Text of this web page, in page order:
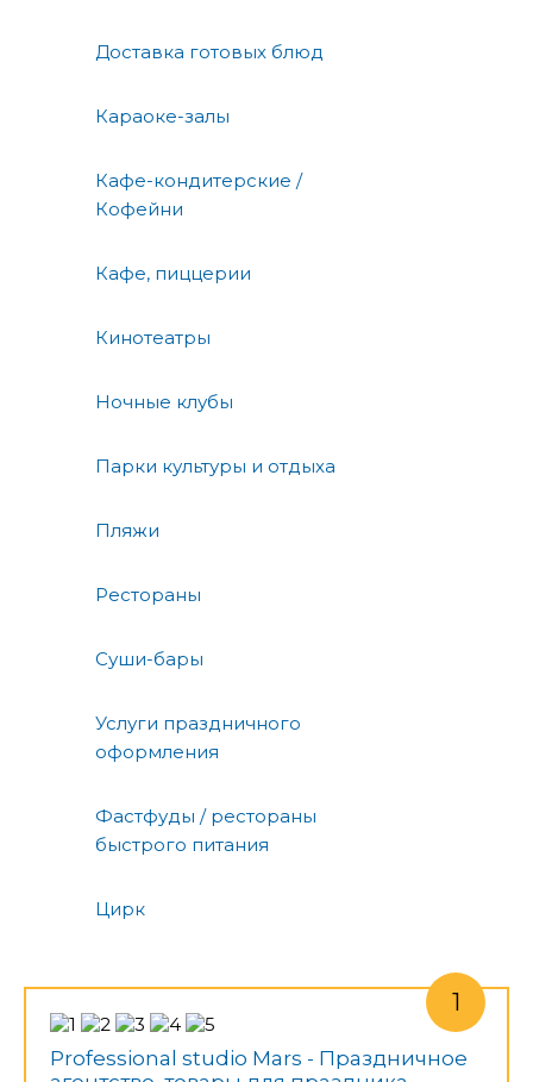
Доставка готовых блюд
Караоке-залы
Кафе-кондитерские /
Кофейни
Кафе, пиццерии
Кинотеатры
Ночные клубы
Парки культуры и отдыха
Пляжи
Рестораны
Суши-бары
Услуги праздничного
оформления
Фастфуды / рестораны
быстрого питания
Цирк
Professional studio Mars - Праздничное